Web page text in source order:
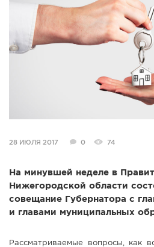
АФИША
СПРАВКА
КОНКУРСЫ
28 ИЮЛЯ 2017 0 74
На минувшей неделе в
Нижегородской области
совещание Губернатора с
и главами муниципальных
Рассматриваемые вопросы, как